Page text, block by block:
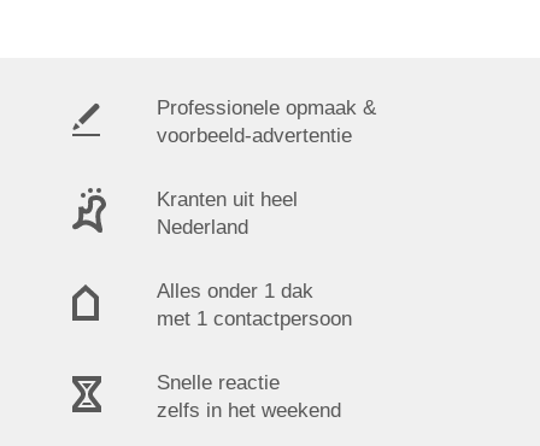
Professionele opmaak &
voorbeeld-advertentie
Kranten uit heel
Nederland
Alles onder 1 dak
met 1 contactpersoon
Snelle reactie
zelfs in het weekend